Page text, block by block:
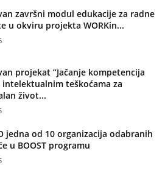
završni modul edukacije za radne
u okviru projekta WORKin...
projekat ”Jačanje kompetencija
intelektualnim teškoćama za
život...
jedna od 10 organizacija odabranih
u BOOST programu